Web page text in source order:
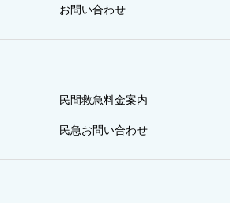
お問い合わせ
民間救急料金案内
民急お問い合わせ